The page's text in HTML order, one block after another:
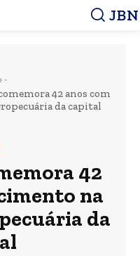
JBN
-
42 anos com
da capital
42
na
da